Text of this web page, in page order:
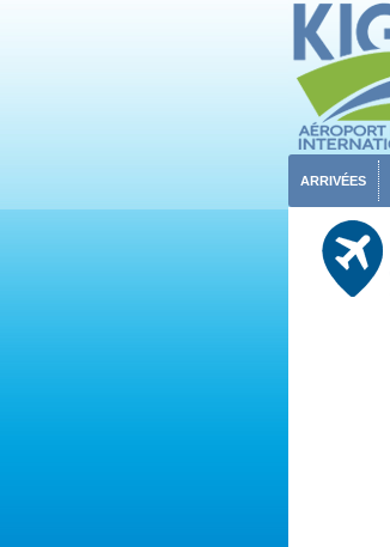
ARRIVÉES